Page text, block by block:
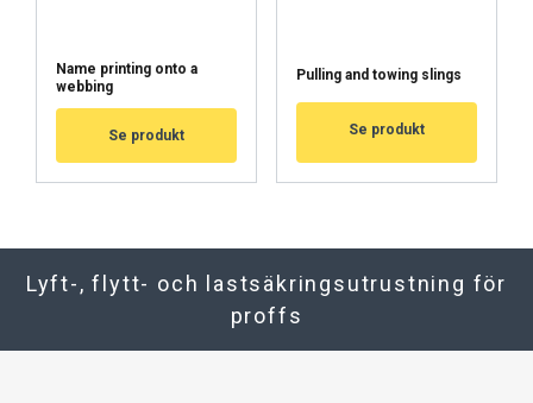
Name printing onto a
webbing
Se produkt
Pulling and towing slings
Se produkt
Lyft-, flytt- och lastsäkringsutrustning för
proffs